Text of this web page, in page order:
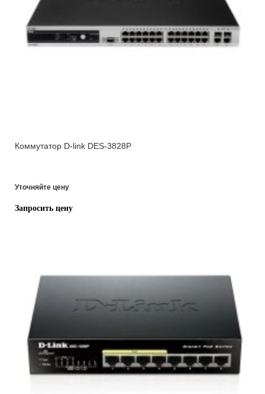
Коммутатор D-link DES-3828P
Уточняйте цену
Запросить цену